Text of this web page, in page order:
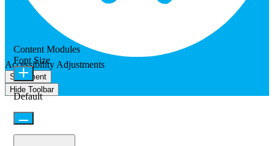
Accessibility Adjustments
Statement
Hide Toolbar
Content Modules
Font Size
Default